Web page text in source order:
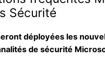
Sécurité
déployées les
de sécurité